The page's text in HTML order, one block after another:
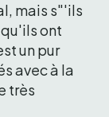
mais s"'ils
ont
un pur
avec à la
très